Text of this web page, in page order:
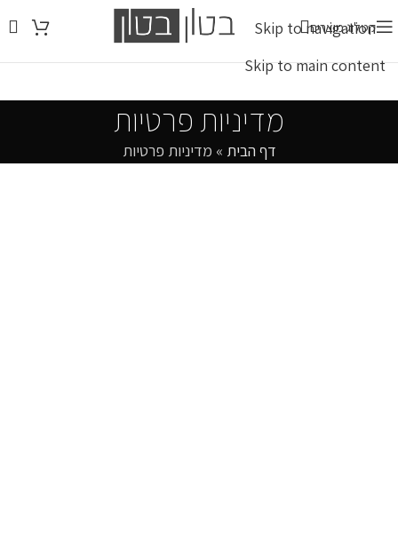
Skip to navigation
Skip to main content
קטלוג מוצרים
מדיניות פרטיות
דף הבית » מדיניות פרטיות